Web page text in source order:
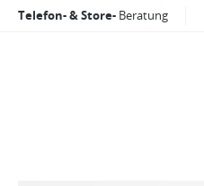
Telefon- & Store- Beratung